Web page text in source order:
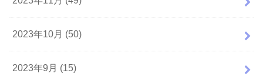
2023年10月 (50)
2023年9月 (15)